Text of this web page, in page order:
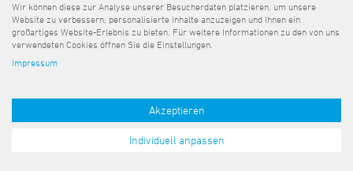
Terminvereinbarung per E-Mail
Wir können diese zur Analyse unserer Besucherdaten platzieren, um unsere
Website zu verbessern, personalisierte Inhalte anzuzeigen und Ihnen ein
großartiges Website-Erlebnis zu bieten. Für weitere Informationen zu den von uns
verwendeten Cookies öffnen Sie die Einstellungen.
Impressum
Akzeptieren
Individuell anpassen